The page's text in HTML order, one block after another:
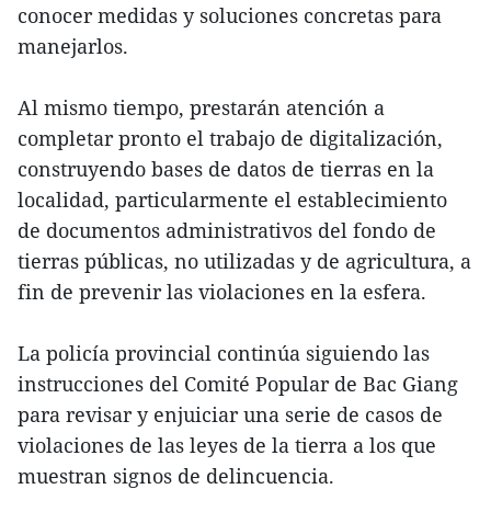
conocer medidas y soluciones concretas para
manejarlos.
Al mismo tiempo, prestarán atención a
completar pronto el trabajo de digitalización,
construyendo bases de datos de tierras en la
localidad, particularmente el establecimiento
de documentos administrativos del fondo de
tierras públicas, no utilizadas y de agricultura, a
fin de prevenir las violaciones en la esfera.
La policía provincial continúa siguiendo las
instrucciones del Comité Popular de Bac Giang
para revisar y enjuiciar una serie de casos de
violaciones de las leyes de la tierra a los que
muestran signos de delincuencia.